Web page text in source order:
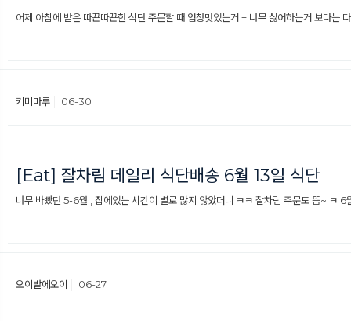
어제 아침에 받은 따끈따끈한 식단 주문할 때 엄청맛있는거 + 너무 싫어하는거 보다는
키미마루 06-30
[Eat] 잘차림 데일리 식단배송 6월 13일 식단
너무 바빴던 5-6월 , 집에있는 시간이 별로 많지 않았더니 ㅋㅋ 잘차림 주문도 뜸~ ㅋ 6
오이밭에오이 06-27